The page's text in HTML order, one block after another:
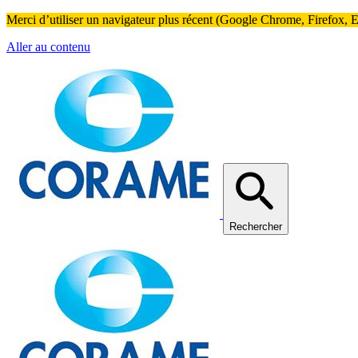
Merci d’utiliser un navigateur plus récent (Google Chrome, Firefox,
Aller au contenu
Rechercher